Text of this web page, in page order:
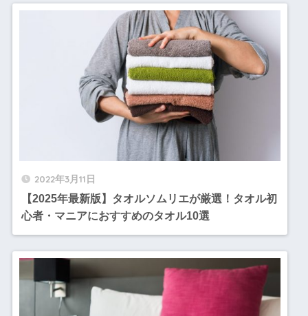
2022年3月11日
【2025年最新版】タオルソムリエが厳選！タオル初
心者・マニアにおすすめのタオル10選